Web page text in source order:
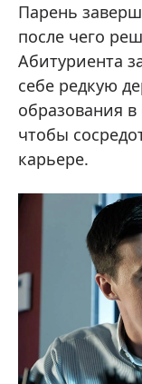
Парень
после чего
Абитуриента
себе редкую
образования
чтобы
карьере.